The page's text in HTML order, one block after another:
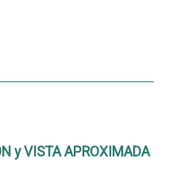
y VISTA APROXIMADA